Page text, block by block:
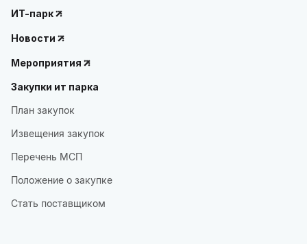
ИТ-парк
Новости
Мероприятия
Закупки ит парка
План закупок
Извещения закупок
Перечень МСП
Положение о закупке
Стать поставщиком